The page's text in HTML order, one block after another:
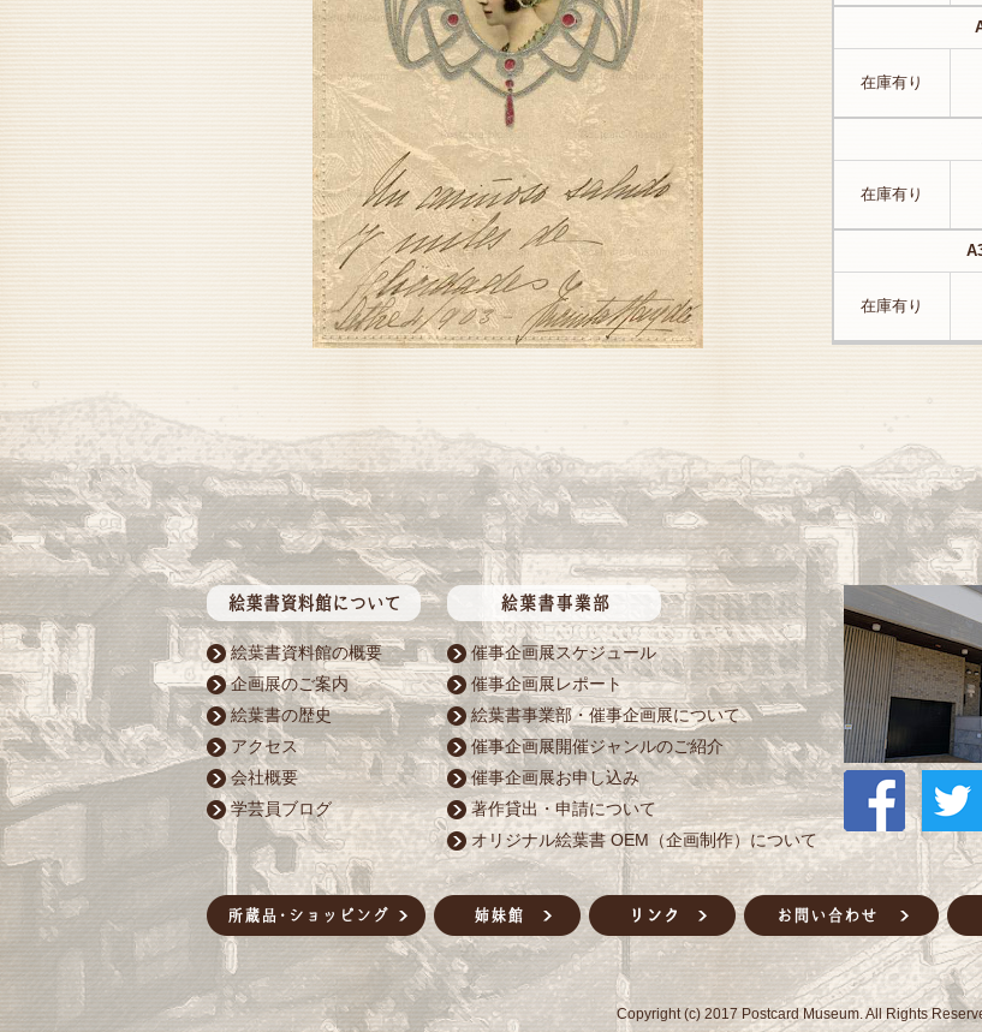
在庫有り
在庫有り
在庫有り
絵葉書資料館の概要
企画展のご案内
絵葉書の歴史
アクセス
会社概要
学芸員ブログ
催事企画展スケジュール
催事企画展レポート
絵葉書事業部・催事企画展について
催事企画展開催ジャンルのご紹介
催事企画展お申し込み
著作貸出・申請について
オリジナル絵葉書 OEM（企画制作）について
Copyright (c) 2017 Postcard Museum. All Rights